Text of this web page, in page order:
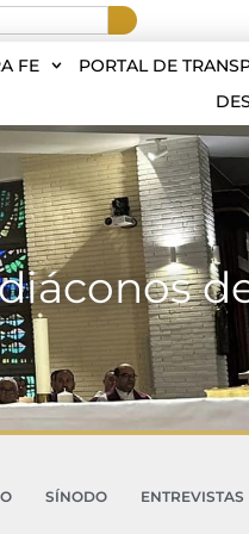
FE PORTAL DE
SÍNODO
ENTREVISTAS